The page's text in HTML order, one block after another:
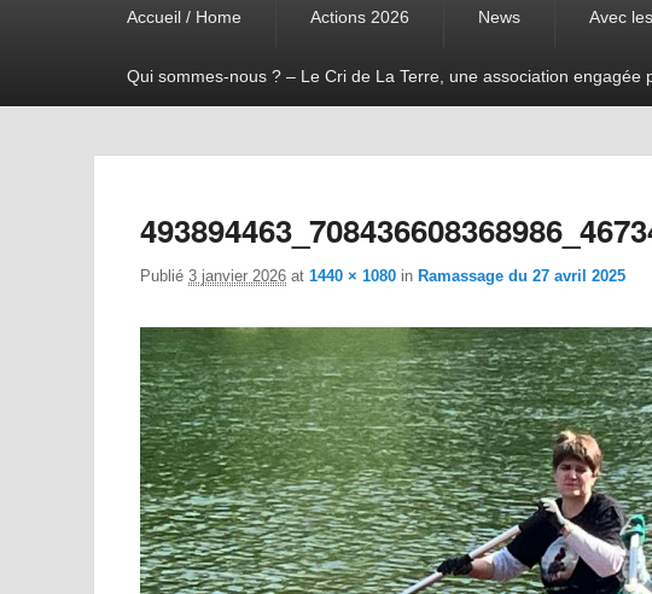
Accueil / Home Actions 2026 News Avec
Qui sommes-nous ? – Le Cri de La Terre, une association engagée
Publié 3 janvier 2026 at 1440 × 1080 in Ramassage du 27 avril 2025